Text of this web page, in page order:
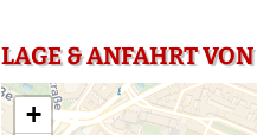
LAGE & ANFAHRT
+